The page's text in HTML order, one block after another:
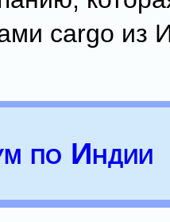
cargo из
по Индии